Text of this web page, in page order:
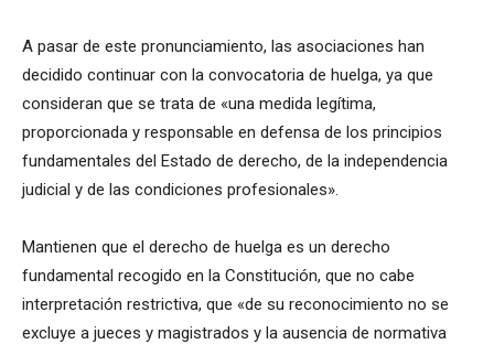
A pasar de este pronunciamiento, las asociaciones han
decidido continuar con la convocatoria de huelga, ya que
consideran que se trata de «una medida legítima,
proporcionada y responsable en defensa de los principios
fundamentales del Estado de derecho, de la independencia
judicial y de las condiciones profesionales».
Mantienen que el derecho de huelga es un derecho
fundamental recogido en la Constitución, que no cabe
interpretación restrictiva, que «de su reconocimiento no se
excluye a jueces y magistrados y la ausencia de normativa